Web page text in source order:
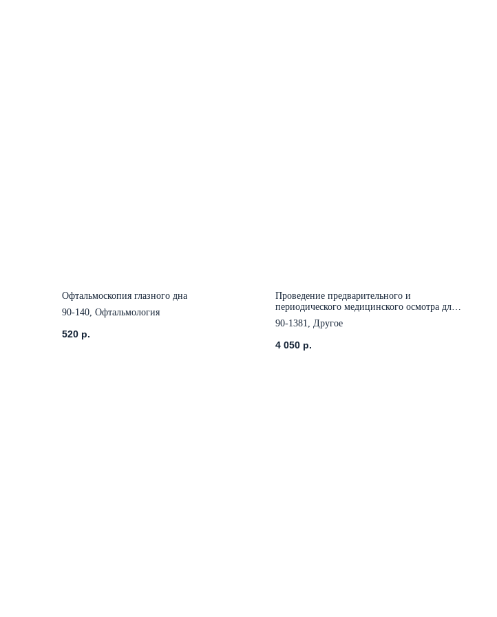
Офтальмоскопия глазного дна
90-140, Офтальмология
520 р.
Проведение предварительного и
периодического медицинского осмотра для
женщин с выдачей медицинской книжки и
паспорта здоровья, согласно приказа
Минздрава
90-1381, Другое
4 050 р.